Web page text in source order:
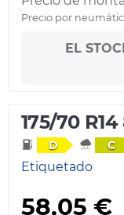
Precio por
EL
175/70
D C
Etiquetado
58,05 €